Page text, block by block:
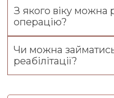
З якого віку можна
операцію?
Чи можна
реабілітації?